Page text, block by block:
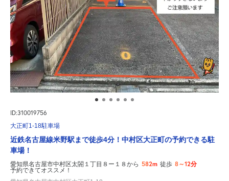
ID:310019756
大正町1-18駐車場
近鉄名古屋線米野駅まで徒歩4分！中村区大正町の予約できる駐
車場！
愛知県名古屋市中村区太閤１丁目８ー１８から 582m 徒歩 8～12分
予約できてオススメ！